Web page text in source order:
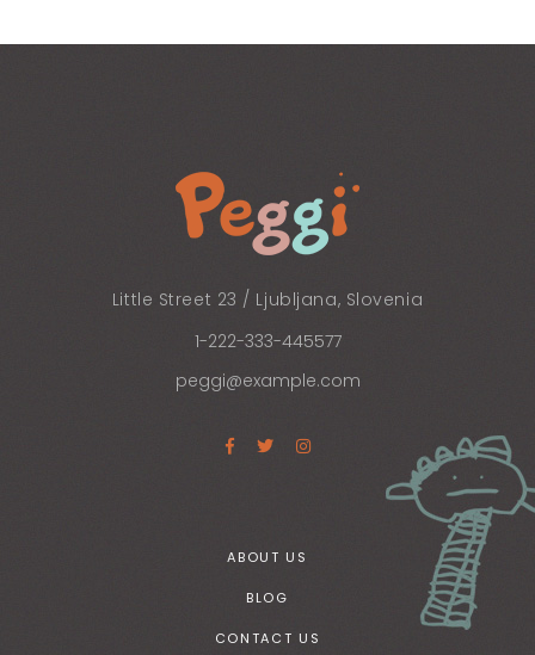
Little Street 23 / Ljubljana, Slovenia
1-222-333-445577
peggi@example.com
ABOUT US
BLOG
CONTACT US